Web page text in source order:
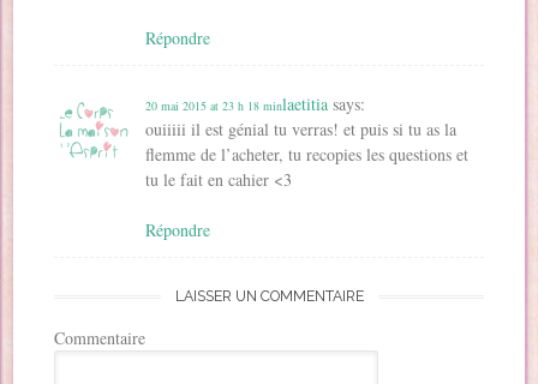
Répondre
laetitia says:
20 mai 2015 at 23 h 18 min
ouiiiii il est génial tu verras! et puis si tu as la
flemme de l’acheter, tu recopies les questions et
tu le fait en cahier <3
Répondre
LAISSER UN COMMENTAIRE
Commentaire